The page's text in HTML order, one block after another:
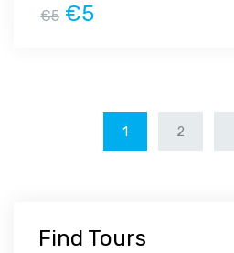
€5 €5
1 2
Find Tours